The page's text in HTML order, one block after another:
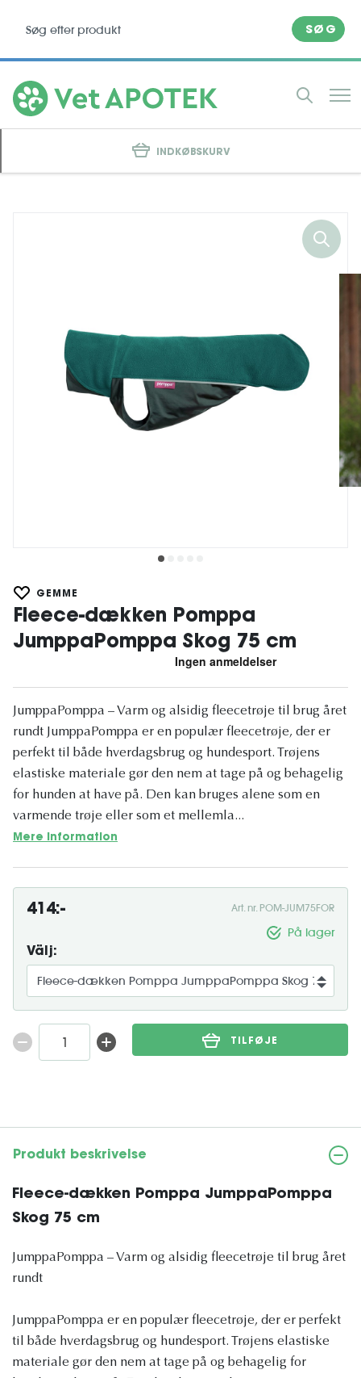
SØG
INDKØBSKURV
GEMME
Fleece-dækken Pomppa
JumppaPomppa Skog 75 cm
JumppaPomppa – Varm og alsidig fleecetrøje til brug året
rundt JumppaPomppa er en populær fleecetrøje, der er
perfekt til både hverdagsbrug og hundesport. Trøjens
elastiske materiale gør den nem at tage på og behagelig
for hunden at have på. Den kan bruges alene som en
varmende trøje eller som et mellemla...
Mere information
414:- Art. nr. POM-JUM75FOR
På lager
Välj:
TILFØJE
Produkt beskrivelse
Fleece-dækken Pomppa JumppaPomppa
Skog 75 cm
JumppaPomppa – Varm og alsidig fleecetrøje til brug året
rundt
JumppaPomppa er en populær fleecetrøje, der er perfekt
til både hverdagsbrug og hundesport. Trøjens elastiske
materiale gør den nem at tage på og behagelig for